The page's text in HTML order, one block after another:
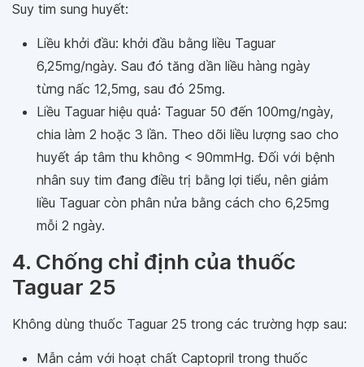
Suy tim sung huyết:
Liều khởi đầu: khởi đầu bằng liều Taguar
6,25mg/ngày. Sau đó tăng dần liều hàng ngày
từng nấc 12,5mg, sau đó 25mg.
Liều Taguar hiệu quả: Taguar 50 đến 100mg/ngày,
chia làm 2 hoặc 3 lần. Theo dõi liều lượng sao cho
huyết áp tâm thu không < 90mmHg. Ðối với bệnh
nhân suy tim đang điều trị bằng lợi tiểu, nên giảm
liều Taguar còn phân nửa bằng cách cho 6,25mg
mỗi 2 ngày.
4. Chống chỉ định của thuốc
Taguar 25
Không dùng thuốc Taguar 25 trong các trường hợp sau:
Mẫn cảm với hoạt chất Captopril trong thuốc